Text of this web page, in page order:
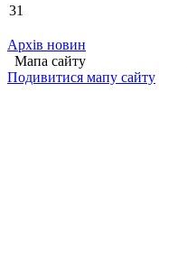
31
Архів новин
Мапа сайту
Подивитися мапу сайту